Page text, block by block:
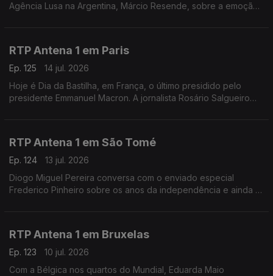
Agência Lusa na Argentina, Márcio Resende, sobre a emoção
RTP Antena 1 em Paris
Ep. 125
14 jul. 2026
Hoje é Dia da Bastilha, em França, o último presidido pelo
presidente Emmanuel Macron. A jornalista Rosário Salgueiro
RTP Antena 1 em São Tomé
Ep. 124
13 jul. 2026
Diogo Miguel Pereira conversa com o enviado especial
Frederico Pinheiro sobre os anos da independência e ainda o
RTP Antena 1 em Bruxelas
Ep. 123
10 jul. 2026
Com a Bélgica nos quartos do Mundial, Eduarda Maio